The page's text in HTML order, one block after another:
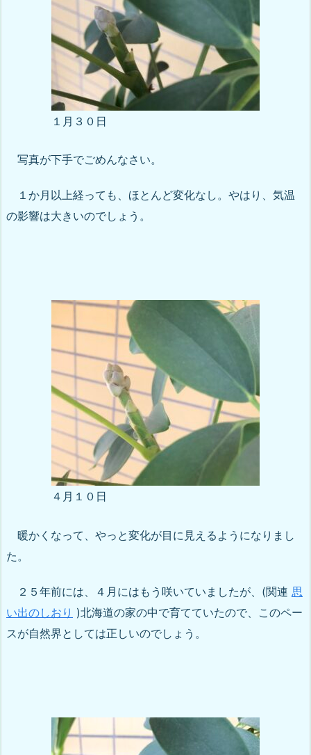
１月３０日
写真が下手でごめんなさい。
１か月以上経っても、ほとんど変化なし。やはり、気温
の影響は大きいのでしょう。
４月１０日
暖かくなって、やっと変化が目に見えるようになりまし
た。
２５年前には、４月にはもう咲いていましたが、(関連 思
い出のしおり )北海道の家の中で育てていたので、このペー
スが自然界としては正しいのでしょう。